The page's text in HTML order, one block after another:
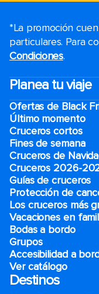
*La promoción
particulares. Para
Condiciones.
Planea tu viaje
Ofertas de Black
Último momento
Cruceros cortos
Fines de semana
Cruceros de
Cruceros 2026-
Guías de cruceros
Protección de
Los cruceros más
Vacaciones en
Bodas a bordo
Grupos
Accesibilidad a
Ver catálogo
Destinos